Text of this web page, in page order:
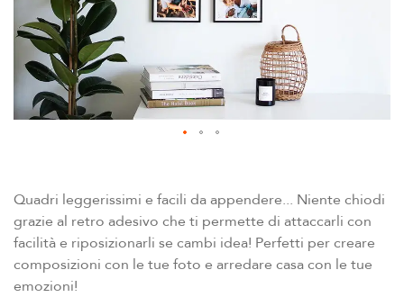
Quadri leggerissimi e facili da appendere... Niente chiodi
grazie al retro adesivo che ti permette di attaccarli con
facilità e riposizionarli se cambi idea! Perfetti per creare
composizioni con le tue foto e arredare casa con le tue
emozioni!
della
di
immagini